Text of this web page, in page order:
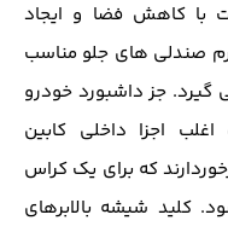
کاهش فضا و ایجاد
صندلی های جلو مناسب
گیرد. جز داشبورد خودرو
اجزا داخلی کابین
که برای یک کراس
کلید شیشه بالابرهای